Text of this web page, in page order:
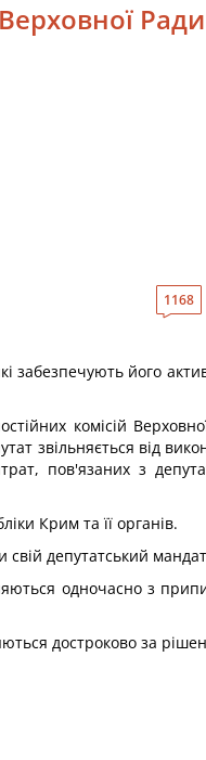
1168
його
комісій
звільняється від
пов'язаних з
Крим та її органів.
депутатський
одночасно з
достроково за